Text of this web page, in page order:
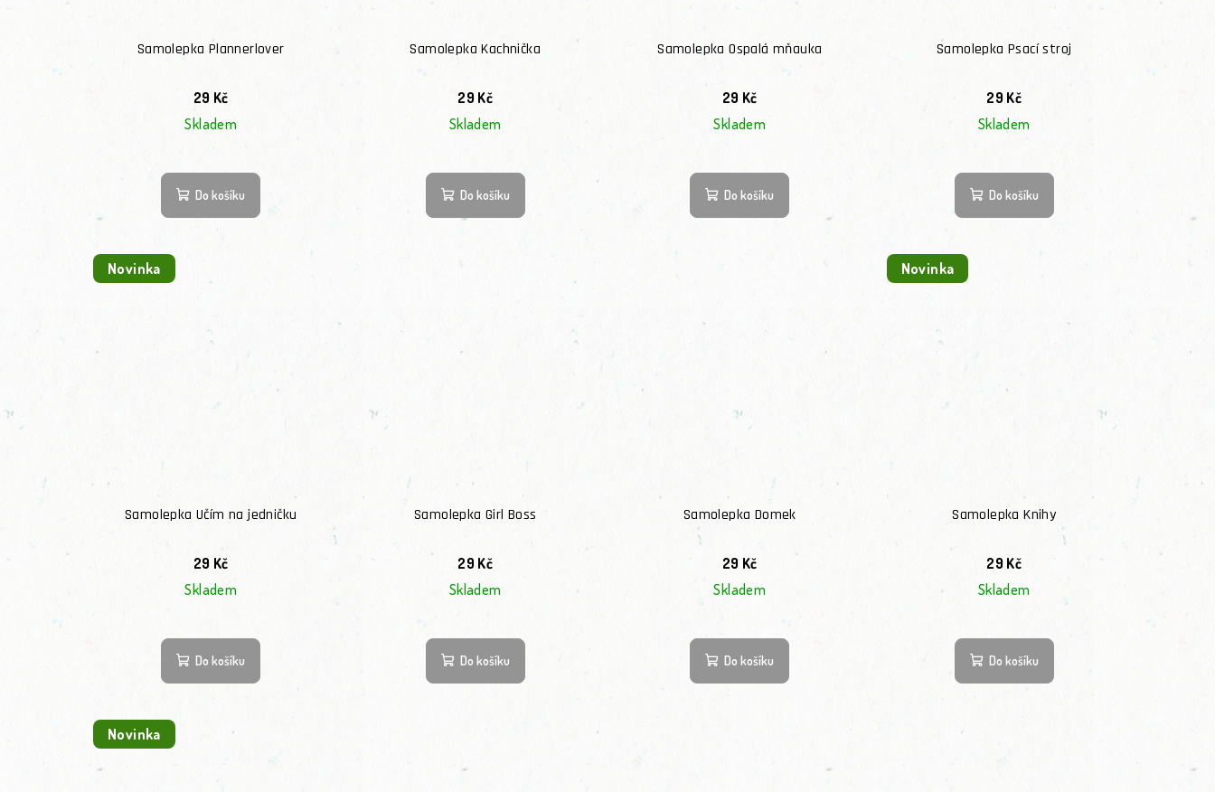
Samolepka Plannerlover
29 Kč
Skladem
Do košíku
Samolepka Kachnička
29 Kč
Skladem
Do košíku
Samolepka Ospalá mňauka
29 Kč
Skladem
Do košíku
Samolepka Psací stroj
29 Kč
Skladem
Do košíku
Novinka
Samolepka Učím na jedničku
29 Kč
Skladem
Do košíku
Samolepka Girl Boss
29 Kč
Skladem
Do košíku
Samolepka Domek
29 Kč
Skladem
Do košíku
Novinka
Samolepka Knihy
29 Kč
Skladem
Do košíku
Novinka